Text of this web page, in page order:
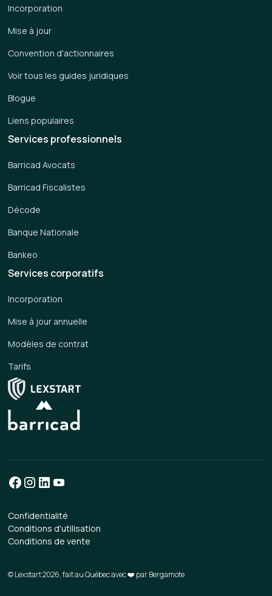
Services corporatifs
Incorporation
Mise à jour annuelle
Modèles de contrat
Tarifs
Services professionnels
Barricad Avocats
Barricad Fiscalistes
Décode
Banque Nationale
Bankeo
Incorporation
Mise à jour
Convention d'actionnaires
Voir tous les guides juridiques
Blogue
Liens populaires
Confidentialité
Conditions d'utilisation
Conditions de vente
© Lexstart 2026, fait au Québec avec ❤️ parBergamote